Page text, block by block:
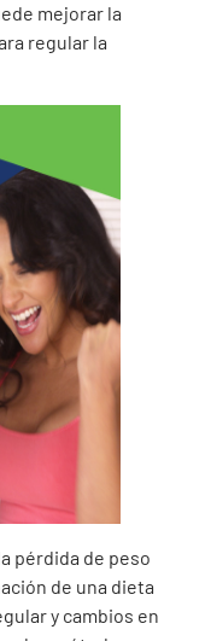
mejorar la
regular la
pérdida de peso
de una dieta
y cambios en